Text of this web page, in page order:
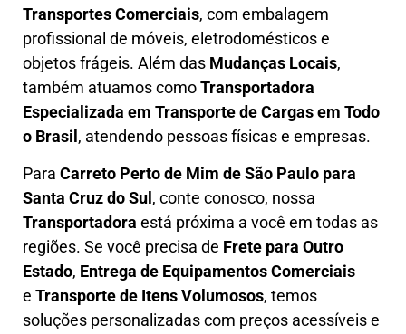
Transportes Comerciais, com embalagem
profissional de móveis, eletrodomésticos e
objetos frágeis. Além das Mudanças Locais,
também atuamos comoTransportadora
Especializada em Transporte de Cargas em Todo
o Brasil, atendendo pessoas físicas e empresas.
Para Carreto Perto de Mim de São Paulo para
Santa Cruz do Sul , conte conosco, nossa
Transportadora está próxima a você em todas as
regiões. Se você precisa de Frete para Outro
Estado, Entrega de Equipamentos Comerciais
e Transporte de Itens Volumosos, temos
soluções personalizadas com preços acessíveis e